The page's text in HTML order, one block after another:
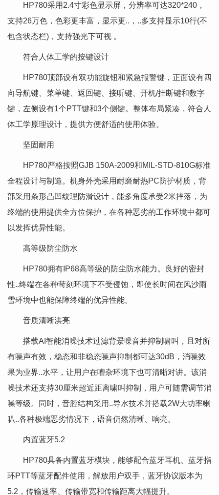
HP780采用2.4寸彩色显示屏，分辨率可达320*240，
支持26万色，色彩更丰富，显示更..，..多支持显示10行(不
包含状态栏)，支持强光下可视 。
符合人体工学的按键设计
HP780顶部设有双功能旋钮和紧急报警键，正面设有四
向导航键、菜单键、返回键、接听键、开机/挂断键和数字
键，左侧设有1个PTT键和3个侧键。整体布局紧凑，符合人
体工学原理设计，提供方便舒适的使用体验。
坚固耐用
HP780严格按照GJB 150A-2009和MIL-STD-810G标准
全程设计与制造。机身外壳采用耐磨耐热PC防护材质，背
部采用条形凸凹纹理防滑设计，能多角度承受2米摔落，为
终端的使用提供全方位保护，在各种恶劣的工作环境中都可
以发挥优异性能。
高等级防尘防水
HP780拥有IP68高等级的防尘防水能力。良好的密封
性..终端在各种苛刻环境下不受侵蚀，即使长时间在风沙雨
雪环境中也能保障终端的优异性能。
音质清晰洪亮
搭载AI智能消噪技术过滤背景噪音并抑制啸叫，且对所
有噪声有效，稳态和非稳态噪声抑制都可达30dB，消噪效
果为业界..水平，让用户在嘈杂环境下也可清晰对讲。该消
噪技术还支持30厘米超近距离啸叫抑制，用户可随需调节消
噪等级。同时，音腔结构采用..导水技术并搭载2W大功率喇
叭..各种极端恶劣情况下，语音仍然清晰、响亮。
内置蓝牙5.2
HP780具备内置蓝牙模块，能够配合蓝牙耳机、蓝牙指
环PTT等蓝牙配件使用，解放用户双手，蓝牙协议版本为
5.2，传输速率、传输带宽和传输距离大幅提升。